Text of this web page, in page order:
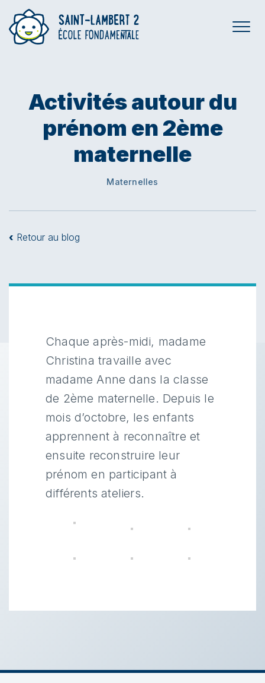
Activités autour du
prénom en 2ème
maternelle
Maternelles
‹ Retour au blog
Chaque après-midi, madame
Christina travaille avec
madame Anne dans la classe
de 2ème maternelle. Depuis le
mois d’octobre, les enfants
apprennent à reconnaître et
ensuite reconstruire leur
prénom en participant à
différents ateliers.